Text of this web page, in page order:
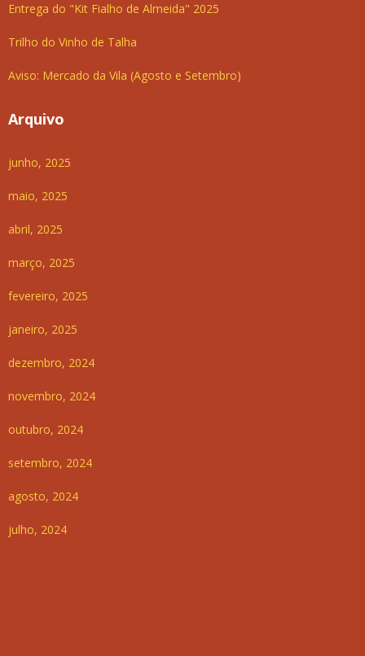
Entrega do "Kit Fialho de Almeida" 2025
Trilho do Vinho de Talha
Aviso: Mercado da Vila (Agosto e Setembro)
Arquivo
junho, 2025
maio, 2025
abril, 2025
março, 2025
fevereiro, 2025
janeiro, 2025
dezembro, 2024
novembro, 2024
outubro, 2024
setembro, 2024
agosto, 2024
julho, 2024